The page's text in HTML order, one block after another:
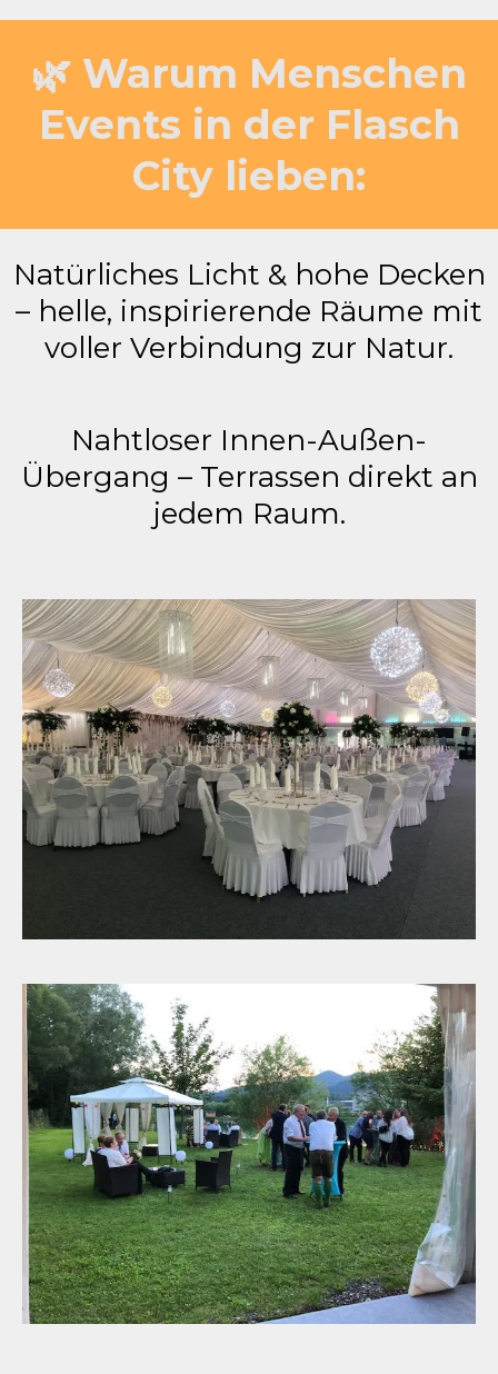
🌿 Warum Menschen
Events in der Flasch
City lieben:
Natürliches Licht & hohe Decken
– helle, inspirierende Räume mit
voller Verbindung zur Natur.
Nahtloser Innen-Außen-
Übergang – Terrassen direkt an
jedem Raum.